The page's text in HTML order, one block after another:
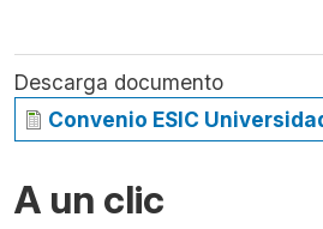
Descarga documento
Convenio ESIC
A un clic